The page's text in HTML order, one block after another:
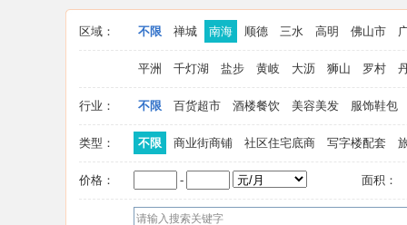
区域： 不限 禅城 南海 顺德 三水 高明 佛山市
平洲 千灯湖 盐步 黄岐 大沥 狮山 罗村
行业： 不限 百货超市 酒楼餐饮 美容美发 服饰鞋包
类型： 不限 商业街商铺 社区住宅底商 写字楼配套
价格： - 面积：